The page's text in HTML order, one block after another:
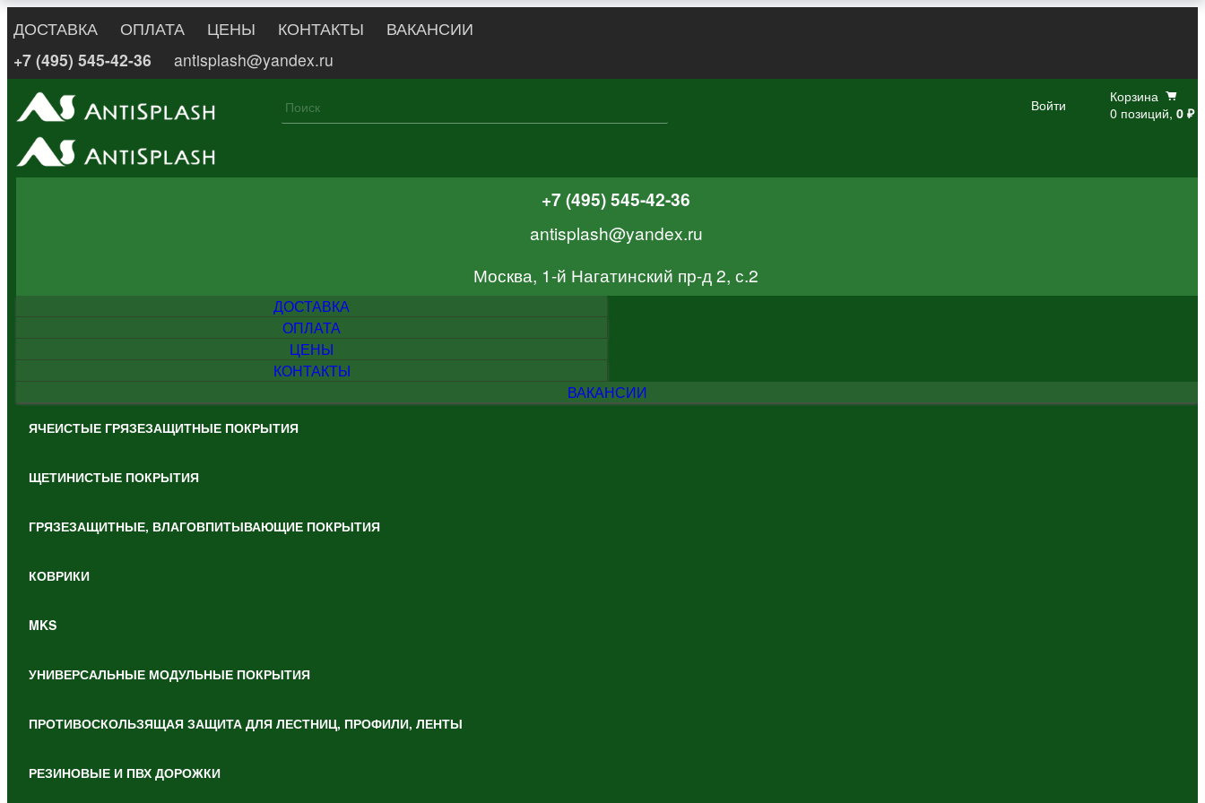
ДОСТАВКА ОПЛАТА ЦЕНЫ КОНТАКТЫ
ВАКАНСИИ
+7 (495) 545-42-36
antisplash@yandex.ru
Войти
Корзина
0 позиций, 0 ₽
+7 (495) 545-42-36
antisplash@yandex.ru
Москва, 1-й Нагатинский пр-д 2, с.2
ДОСТАВКА
ОПЛАТА
ЦЕНЫ
КОНТАКТЫ
ВАКАНСИИ
ЯЧЕИСТЫЕ ГРЯЗЕЗАЩИТНЫЕ ПОКРЫТИЯ
ЩЕТИНИСТЫЕ ПОКРЫТИЯ
ГРЯЗЕЗАЩИТНЫЕ, ВЛАГОВПИТЫВАЮЩИЕ ПОКРЫТИЯ
КОВРИКИ
MKS
УНИВЕРСАЛЬНЫЕ МОДУЛЬНЫЕ ПОКРЫТИЯ
ПРОТИВОСКОЛЬЗЯЩАЯ ЗАЩИТА ДЛЯ ЛЕСТНИЦ, ПРОФИЛИ, ЛЕНТЫ
РЕЗИНОВЫЕ И ПВХ ДОРОЖКИ